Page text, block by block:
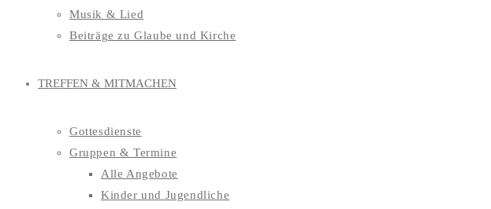
Musik & Lied
Beiträge zu Glaube und Kirche
TREFFEN & MITMACHEN
Gottesdienste
Gruppen & Termine
Alle Angebote
Kinder und Jugendliche